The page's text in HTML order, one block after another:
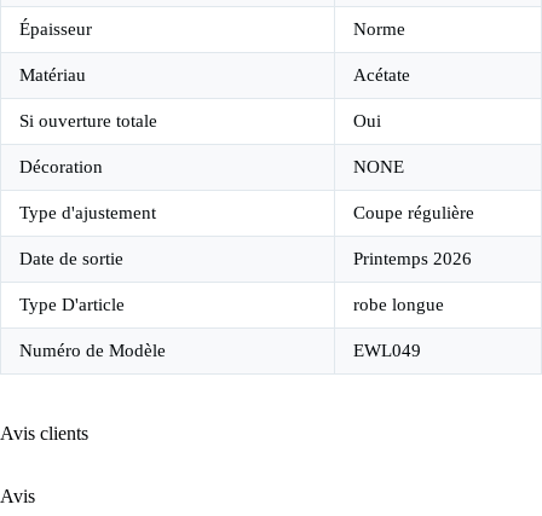
Épaisseur Norme
Matériau Acétate
Si ouverture totale Oui
Décoration NONE
Type d'ajustement Coupe régulière
Date de sortie Printemps 2026
Type D'article robe longue
Numéro de Modèle EWL049
Avis clients
Avis